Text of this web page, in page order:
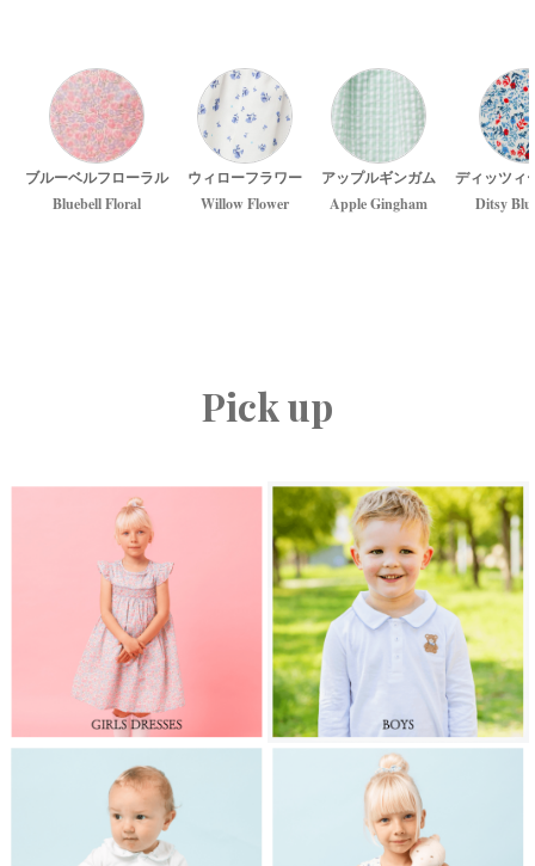
ブルーベルフローラル
Bluebell Floral
ウィローフラワー
Willow Flower
アップルギンガム
Apple Gingham
ディッツィ
Ditsy
Pick up